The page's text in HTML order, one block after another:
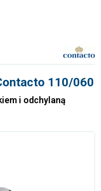
110/060
i odchylaną